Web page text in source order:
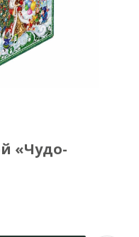
«Чудо-